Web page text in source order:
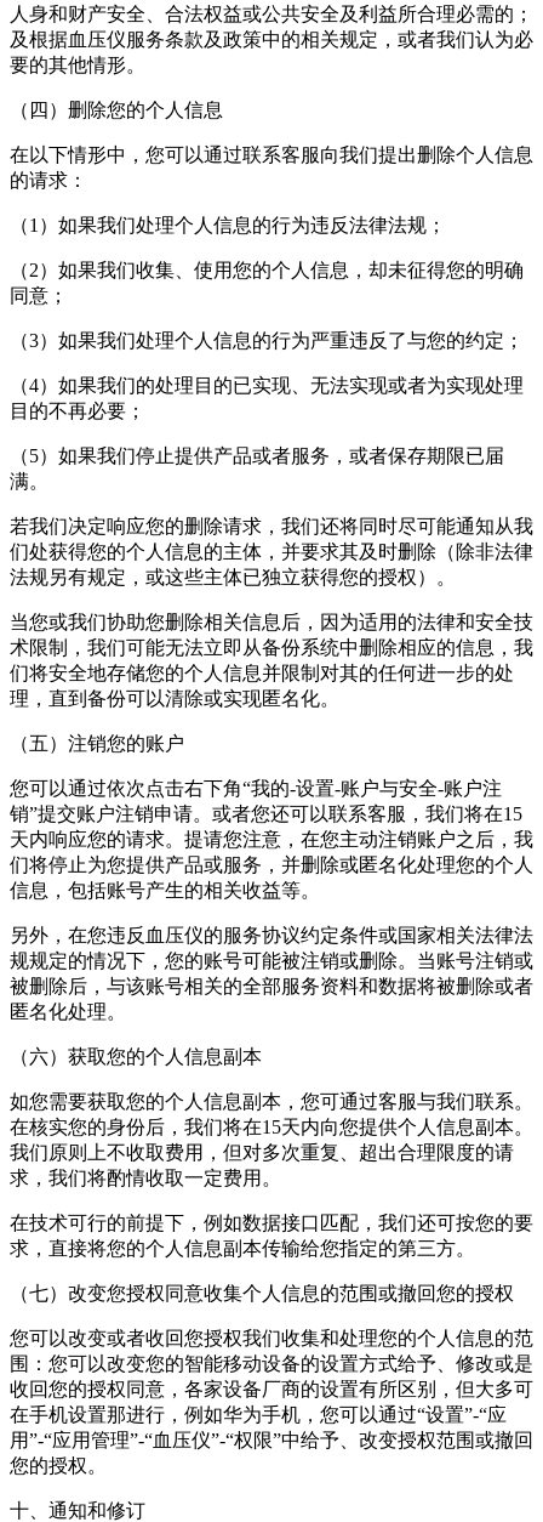
人身和财产安全、合法权益或公共安全及利益所合理必需的；
及根据血压仪服务条款及政策中的相关规定，或者我们认为必
要的其他情形。
（四）删除您的个人信息
在以下情形中，您可以通过联系客服向我们提出删除个人信息
的请求：
（1）如果我们处理个人信息的行为违反法律法规；
（2）如果我们收集、使用您的个人信息，却未征得您的明确
同意；
（3）如果我们处理个人信息的行为严重违反了与您的约定；
（4）如果我们的处理目的已实现、无法实现或者为实现处理
目的不再必要；
（5）如果我们停止提供产品或者服务，或者保存期限已届
满。
若我们决定响应您的删除请求，我们还将同时尽可能通知从我
们处获得您的个人信息的主体，并要求其及时删除（除非法律
法规另有规定，或这些主体已独立获得您的授权）。
当您或我们协助您删除相关信息后，因为适用的法律和安全技
术限制，我们可能无法立即从备份系统中删除相应的信息，我
们将安全地存储您的个人信息并限制对其的任何进一步的处
理，直到备份可以清除或实现匿名化。
（五）注销您的账户
您可以通过依次点击右下角“我的-设置-账户与安全-账户注
销”提交账户注销申请。或者您还可以联系客服，我们将在15
天内响应您的请求。提请您注意，在您主动注销账户之后，我
们将停止为您提供产品或服务，并删除或匿名化处理您的个人
信息，包括账号产生的相关收益等。
另外，在您违反血压仪的服务协议约定条件或国家相关法律法
规规定的情况下，您的账号可能被注销或删除。当账号注销或
被删除后，与该账号相关的全部服务资料和数据将被删除或者
匿名化处理。
（六）获取您的个人信息副本
如您需要获取您的个人信息副本，您可通过客服与我们联系。
在核实您的身份后，我们将在15天内向您提供个人信息副本。
我们原则上不收取费用，但对多次重复、超出合理限度的请
求，我们将酌情收取一定费用。
在技术可行的前提下，例如数据接口匹配，我们还可按您的要
求，直接将您的个人信息副本传输给您指定的第三方。
（七）改变您授权同意收集个人信息的范围或撤回您的授权
您可以改变或者收回您授权我们收集和处理您的个人信息的范
围：您可以改变您的智能移动设备的设置方式给予、修改或是
收回您的授权同意，各家设备厂商的设置有所区别，但大多可
在手机设置那进行，例如华为手机，您可以通过“设置”-“应
用”-“应用管理”-“血压仪”-“权限”中给予、改变授权范围或撤回
您的授权。
十、通知和修订